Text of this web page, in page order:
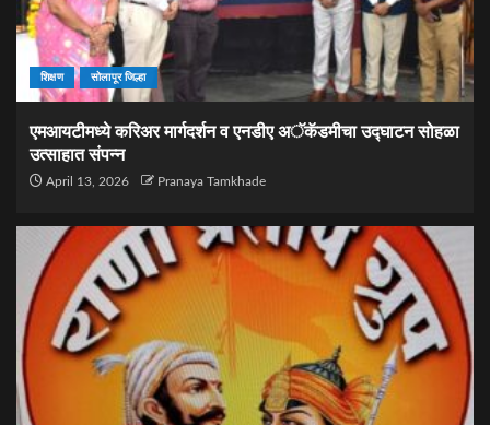
शिक्षण सोलापूर जिल्हा
एमआयटीमध्ये करिअर मार्गदर्शन व एनडीए अॅकॅडमीचा उद्घाटन सोहळा
उत्साहात संपन्न
April 13, 2026 Pranaya Tamkhade